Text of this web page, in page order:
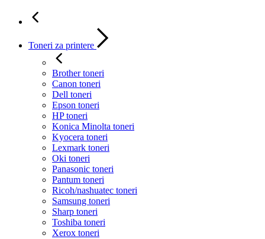
Toneri za printere
Brother toneri
Canon toneri
Dell toneri
Epson toneri
HP toneri
Konica Minolta toneri
Kyocera toneri
Lexmark toneri
Oki toneri
Panasonic toneri
Pantum toneri
Ricoh/nashuatec toneri
Samsung toneri
Sharp toneri
Toshiba toneri
Xerox toneri